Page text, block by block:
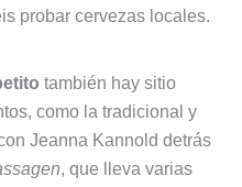
probar cervezas locales.
también hay sitio
como la tradicional y
Jeanna Kannold detrás
, que lleva varias